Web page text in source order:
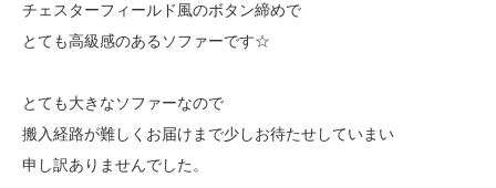
チェスターフィールド風のボタン締めで
とても高級感のあるソファーです☆
とても大きなソファーなので
搬入経路が難しくお届けまで少しお待たせしていまい
申し訳ありませんでした。